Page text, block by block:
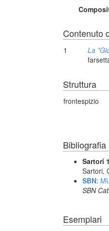
Contenuto
1
La
Struttura
frontespizio
Bibliografia
Sartori
Sartori,
SBN:
SBN
Esemplari